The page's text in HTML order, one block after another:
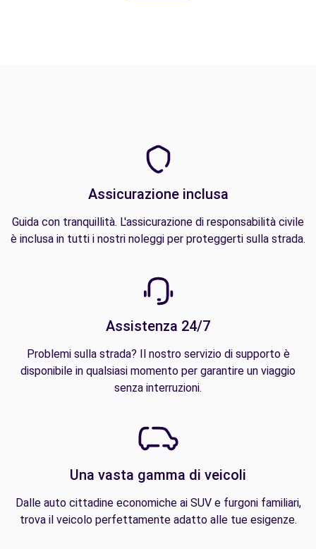
Assicurazione inclusa
Guida con tranquillità. L'assicurazione di responsabilità civile
è inclusa in tutti i nostri noleggi per proteggerti sulla strada.
Assistenza 24/7
Problemi sulla strada? Il nostro servizio di supporto è
disponibile in qualsiasi momento per garantire un viaggio
senza interruzioni.
Una vasta gamma di veicoli
Dalle auto cittadine economiche ai SUV e furgoni familiari,
trova il veicolo perfettamente adatto alle tue esigenze.